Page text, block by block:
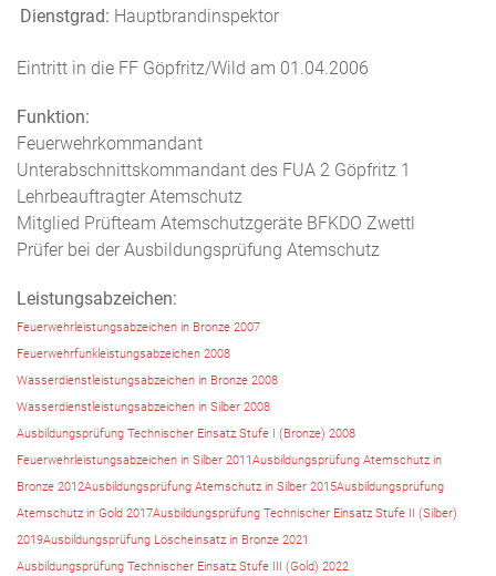
Dienstgrad: Hauptbrandinspektor
Eintritt in die FF Göpfritz/Wild am 01.04.2006
Funktion:
Feuerwehrkommandant
Unterabschnittskommandant des FUA 2 Göpfritz 1
Lehrbeauftragter Atemschutz
Mitglied Prüfteam Atemschutzgeräte BFKDO Zwettl
Prüfer bei der Ausbildungsprüfung Atemschutz
Leistungsabzeichen:
Feuerwehrleistungsabzeichen in Bronze 2007
Feuerwehrfunkleistungsabzeichen 2008
Wasserdienstleistungsabzeichen in Bronze 2008
Wasserdienstleistungsabzeichen in Silber 2008
Ausbildungsprüfung Technischer Einsatz Stufe I (Bronze) 2008
Feuerwehrleistungsabzeichen in Silber 2011Ausbildungsprüfung Atemschutz in
Bronze 2012Ausbildungsprüfung Atemschutz in Silber 2015Ausbildungsprüfung
Atemschutz in Gold 2017Ausbildungsprüfung Technischer Einsatz Stufe II (Silber)
2019Ausbildungsprüfung Löscheinsatz in Bronze 2021
Ausbildungsprüfung Technischer Einsatz Stufe III (Gold) 2022